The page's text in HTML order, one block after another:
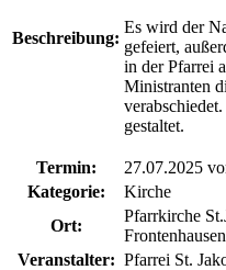
Beschreibung:
Es wird der
gefeiert,
in der Pfarrei
Ministranten
gestaltet.
Termin: 27.07.2025
Kategorie:
Kirche
Ort:
Pfarrkirche
Frontenhausen
Veranstalter: Pfarrei St.